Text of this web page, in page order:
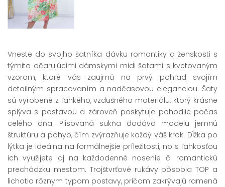
Vneste do svojho šatníka dávku romantiky a ženskosti s
týmito očarujúcimi dámskymi midi šatami s kvetovaným
vzorom, ktoré vás zaujmú na prvý pohľad svojím
detailným spracovaním a nadčasovou eleganciou. Šaty
sú vyrobené z ľahkého, vzdušného materiálu, ktorý krásne
splýva s postavou a zároveň poskytuje pohodlie počas
celého dňa. Plisovaná sukňa dodáva modelu jemnú
štruktúru a pohyb, čím zvýrazňuje každý váš krok. Dĺžka po
lýtka je ideálna na formálnejšie príležitosti, no s ľahkosťou
ich využijete aj na každodenné nosenie či romantickú
prechádzku mestom. Trojštvrťové rukávy pôsobia TOP a
lichotia rôznym typom postavy, pričom zakrývajú ramená